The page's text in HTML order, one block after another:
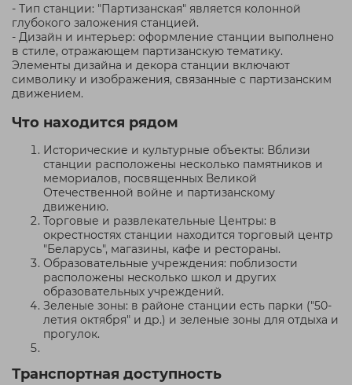
- Тип станции: "Партизанская" является колонной
глубокого заложения станцией.
- Дизайн и интерьер: оформление станции выполнено
в стиле, отражающем партизанскую тематику.
Элементы дизайна и декора станции включают
символику и изображения, связанные с партизанским
движением.
Что находится рядом
Исторические и культурные объекты: Вблизи
станции расположены несколько памятников и
мемориалов, посвященных Великой
Отечественной войне и партизанскому
движению.
Торговые и развлекательные Центры: в
окрестностях станции находится торговый центр
"Беларусь", магазины, кафе и рестораны.
Образовательные учреждения: поблизости
расположены несколько школ и других
образовательных учреждений.
Зеленые зоны: в районе станции есть парки ("50-
летия октября" и др.) и зеленые зоны для отдыха и
прогулок.
Транспортная доступность